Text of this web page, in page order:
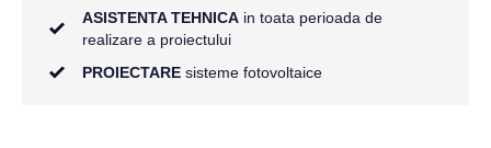
ASISTENTA TEHNICA in toata perioada de
realizare a proiectului
PROIECTARE sisteme fotovoltaice